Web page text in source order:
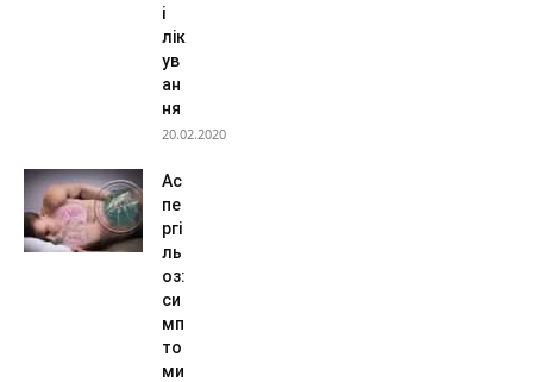
і
лік
ув
ан
ня
20.02.2020
Ас
пе
ргі
ль
оз:
си
мп
то
ми